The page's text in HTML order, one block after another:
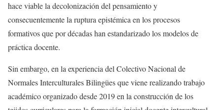
hace viable la decolonización del pensamiento y
consecuentemente la ruptura epistémica en los procesos
formativos que por décadas han estandarizado los modelos de
práctica docente.
Sin embargo, en la experiencia del Colectivo Nacional de
Normales Interculturales Bilingües que viene realizando trabajo
académico organizado desde 2019 en la construcción de los